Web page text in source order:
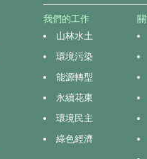
我們的工作
山林水土
環境污染
能源轉型
永續花東
環境民主
綠色經濟